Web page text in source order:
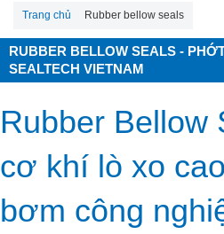
Trang chủ Rubber bellow seals
RUBBER BELLOW SEALS -
SEALTECH VIETNAM
Rubber Bellow
cơ khí lò xo
bơm công